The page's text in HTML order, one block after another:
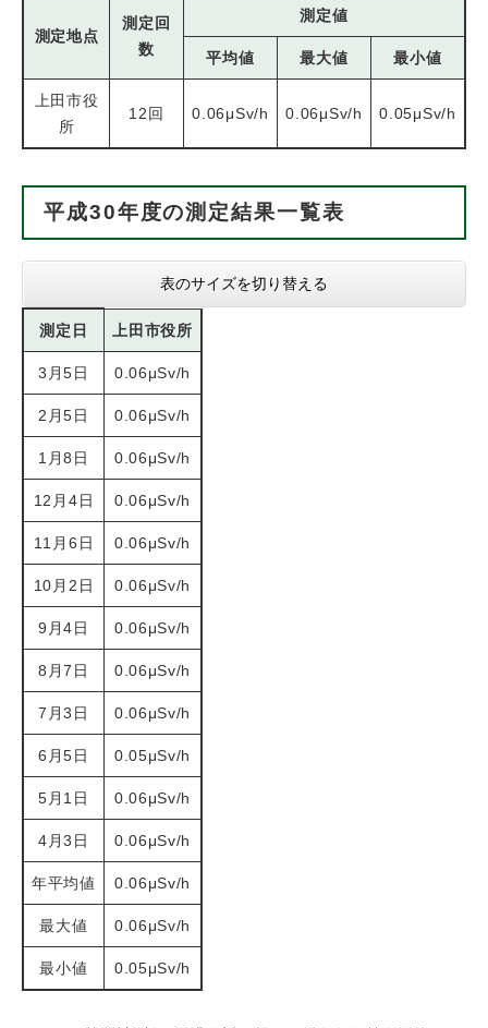
測定地点
測定回
数
測定値
平均値 最大値 最小値
上田市役
所
12回 0.06μSv/h 0.06μSv/h 0.05μSv/h
平成30年度の測定結果一覧表
表のサイズを切り替える
測定日 上田市役所
3月5日 0.06μSv/h
2月5日 0.06μSv/h
1月8日 0.06μSv/h
12月4日 0.06μSv/h
11月6日 0.06μSv/h
10月2日 0.06μSv/h
9月4日 0.06μSv/h
8月7日 0.06μSv/h
7月3日 0.06μSv/h
6月5日 0.05μSv/h
5月1日 0.06μSv/h
4月3日 0.06μSv/h
年平均値 0.06μSv/h
最大値 0.06μSv/h
最小値 0.05μSv/h